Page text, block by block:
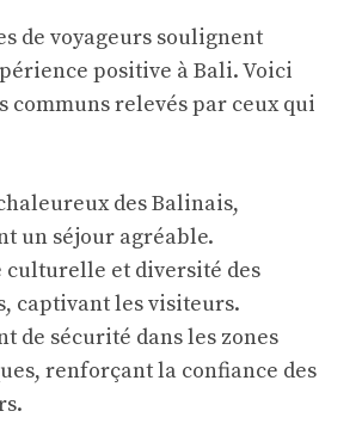
de voyageurs soulignent
positive à Bali. Voici
communs relevés par ceux qui
des Balinais,
un séjour agréable.
culturelle et diversité des
captivant les visiteurs.
de sécurité dans les zones
renforçant la confiance des